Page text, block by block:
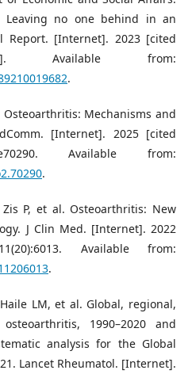
Leaving no one behind in an
Report. [Internet]. 2023 [cited
from:
.
Osteoarthritis: Mechanisms and
[Internet]. 2025 [cited
Available from:
.
Zis P, et al. Osteoarthritis: New
J Clin Med. [Internet]. 2022
Available from:
.
LM, et al. Global, regional,
1990–2020 and
analysis for the Global
Lancet Rheumatol. [Internet].